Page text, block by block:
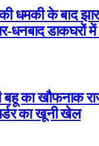
धमकी के बाद
धनबाद डाकघरों
बहू का खौफनाक
का खूनी खेल